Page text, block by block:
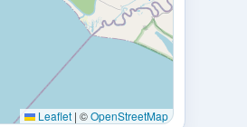
Leaflet | ©OpenStreetMap